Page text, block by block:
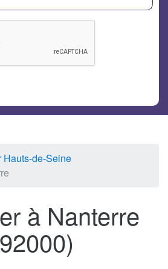
Hauts-de-Seine
à Nanterre